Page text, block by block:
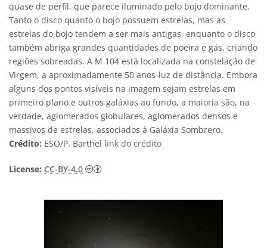
quase de perfil, que parece iluminado pelo bojo dominante.
Tanto o disco quanto o bojo possuem estrelas, mas as
estrelas do bojo tendem a ser mais antigas, enquanto o disco
também abriga grandes quantidades de poeira e gás, criando
regiões sobreadas. A M 104 está localizada na constelação de
Virgem, a aproximadamente 50 anos-luz de distância. Embora
alguns dos pontos visíveis na imagem sejam estrelas em
primeiro plano e outros galáxias ao fundo, a maioria são, na
verdade, aglomerados globulares, aglomerados densos e
massivos de estrelas, associados à Galáxia Sombrero.
Crédito: ESO/P. Barthel link do crédito
License: CC-BY-4.0 Creative Commons Attribution 4.0